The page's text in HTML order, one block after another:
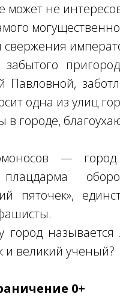
может не
Павловной,
одна из улиц
городе,
—
пяточек»,
город
и великий ученый?
0+